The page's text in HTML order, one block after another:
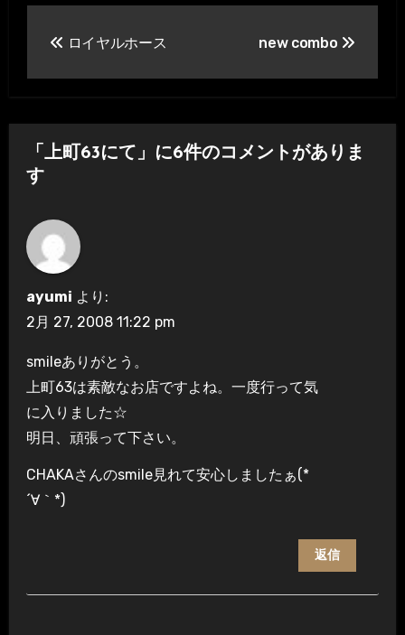
ビ
ゲ
シ
ョ
ン
ロイヤルホース new combo
「上町63にて」に6件のコメントがありま
す
ayumi より:
2月 27, 2008 11:22 pm
smileありがとう。
上町63は素敵なお店ですよね。一度行って気
に入りました☆
明日、頑張って下さい。
CHAKAさんのsmile見れて安心しましたぁ(*
´∀｀*)
返信